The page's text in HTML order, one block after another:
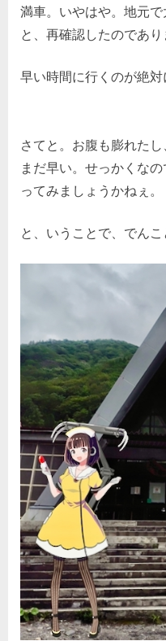
満車。いやはや。地元で
と、再確認したのであり
早い時間に行くのが絶対
さてと。お腹も膨れた
まだ早い。せっかくな
ってみましょうかねぇ。
と、いうことで、でんこ